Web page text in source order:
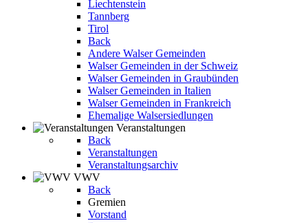
Liechtenstein
Tannberg
Tirol
Back
Andere Walser Gemeinden
Walser Gemeinden in der Schweiz
Walser Gemeinden in Graubünden
Walser Gemeinden in Italien
Walser Gemeinden in Frankreich
Ehemalige Walsersiedlungen
Veranstaltungen
Back
Veranstaltungen
Veranstaltungsarchiv
VWV
Back
Gremien
Vorstand